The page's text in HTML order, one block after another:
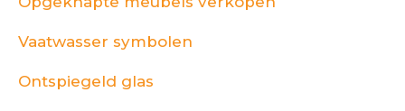
Vaatwasser symbolen
Ontspiegeld glas